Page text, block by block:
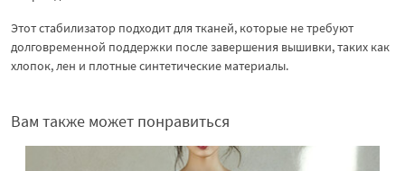
Этот стабилизатор подходит для тканей, которые не требуют
долговременной поддержки после завершения вышивки, таких как
хлопок, лен и плотные синтетические материалы.
Вам также может понравиться